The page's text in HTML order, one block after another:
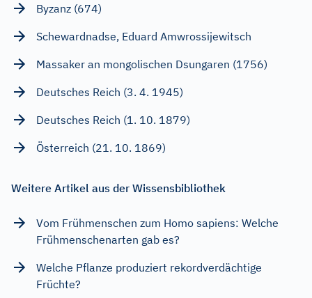
Byzanz (674)
Schewardnadse, Eduard Amwrossijewitsch
Massaker an mongolischen Dsungaren (1756)
Deutsches Reich (3. 4. 1945)
Deutsches Reich (1. 10. 1879)
Österreich (21. 10. 1869)
Weitere Artikel aus der Wissensbibliothek
Vom Frühmenschen zum Homo sapiens: Welche
Frühmenschenarten gab es?
Welche Pflanze produziert rekordverdächtige
Früchte?